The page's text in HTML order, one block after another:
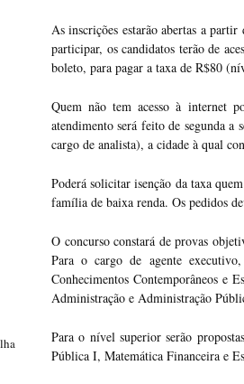
As inscrições estarão abertas a
participar, os candidatos terão de
boleto, para pagar a taxa de R$80
Quem não tem acesso à internet
atendimento será feito de segunda a
cargo de analista), a cidade à qual
Poderá solicitar isenção da taxa
família de baixa renda. Os pedidos
O concurso constará de provas
Para o cargo de agente
Conhecimentos Contemporâneos e
Administração e Administração
Para o nível superior serão
Pública I, Matemática Financeira e